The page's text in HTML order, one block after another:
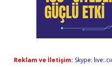
Reklam ve İletişim: Skype: